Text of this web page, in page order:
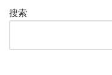
搜索